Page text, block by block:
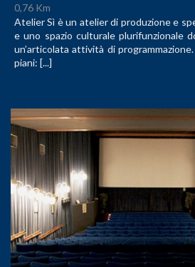
0,76 Km
Atelier Sì è un atelier di produzione e
e uno spazio culturale plurifunzionale
un’articolata attività di
piani: [...]